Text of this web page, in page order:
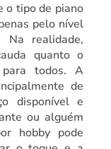
o tipo de piano
pelo nível
Na realidade,
quanto o
todos. A
de
disponível e
ou alguém
hobby pode